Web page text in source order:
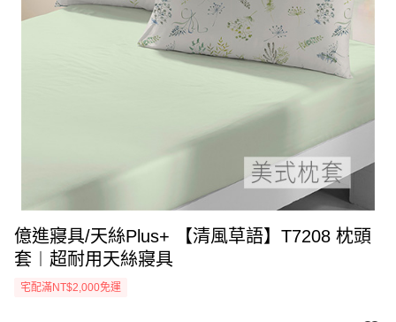
億進寢具/天絲Plus+ 【清風草語】T7208 枕頭
套︱超耐用天絲寢具
宅配滿NT$2,000免運